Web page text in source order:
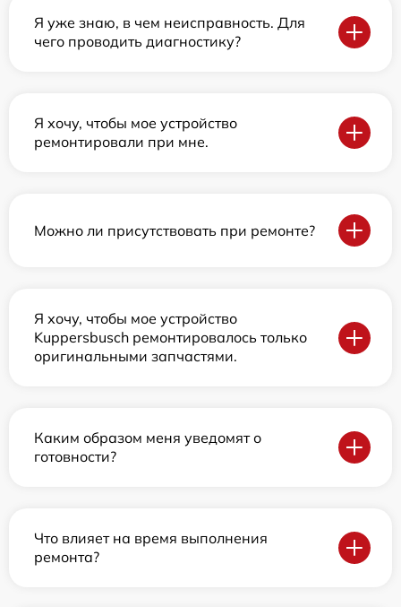
Я уже знаю, в чем неисправность. Для
чего проводить диагностику?
Я хочу, чтобы мое устройство
ремонтировали при мне.
Можно ли присутствовать при ремонте?
Я хочу, чтобы мое устройство
Kuppersbusch ремонтировалось только
оригинальными запчастями.
Каким образом меня уведомят о
готовности?
Что влияет на время выполнения
ремонта?